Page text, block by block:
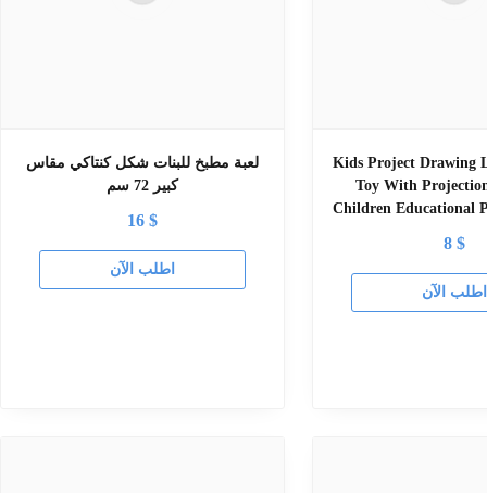
لعبة مطبخ للبنات شكل كنتاكي مقاس
كبير 72 سم
16 $
اطلب الآن
Kids Project Drawing
Toy With
Children Educational
8 $
اطلب الآن